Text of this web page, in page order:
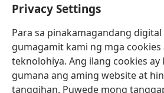
Privacy Settings
Para sa pinakamagandang digital
gumagamit kami ng mga
teknolohiya. Ang ilang cookies ay
gumana ang aming website at
tanggihan. Puwede mong
(may
na
bagong
window)
Watchtower ONLINE LIBRARY™
(may
bubukas
na
JW Hub ®
(may